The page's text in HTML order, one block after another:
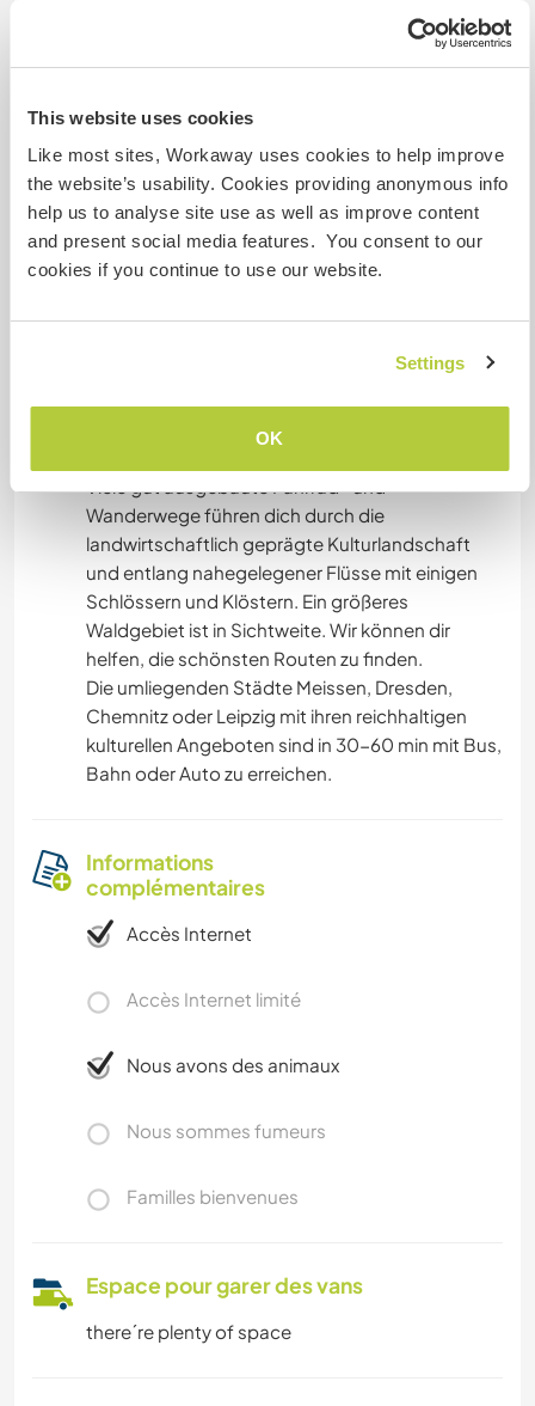
This website uses cookies
Like most sites, Workaway uses cookies to help improve
the website’s usability. Cookies providing anonymous info
help us to analyse site use as well as improve content
and present social media features. You consent to our
cookies if you continue to use our website.
Settings
OK
Many well-developed bicycle and hiking trails
along nearby rivers with some castles and
can help you find the most beautiful routes.
The surrounding cities of Meissen, Dresden,
Chemnitz or Leipzig with their rich cultural
bus, train or car.
weitläufig und bietet genügend Möglichkeiten,
zu genießen und abends am Lagerfeuer zu
Viele gut ausgebaute Fahrrad- und
Wanderwege führen dich durch die
landwirtschaftlich geprägte Kulturlandschaft
und entlang nahegelegener Flüsse mit einigen
Schlössern und Klöstern. Ein größeres
Waldgebiet ist in Sichtweite. Wir können dir
helfen, die schönsten Routen zu finden.
Die umliegenden Städte Meissen, Dresden,
Chemnitz oder Leipzig mit ihren reichhaltigen
kulturellen Angeboten sind in 30-60 min mit Bus,
Bahn oder Auto zu erreichen.
Informations
complémentaires
Accès Internet
Accès Internet limité
Nous avons des animaux
Nous sommes fumeurs
Familles bienvenues
Espace pour garer des vans
there´re plenty of space